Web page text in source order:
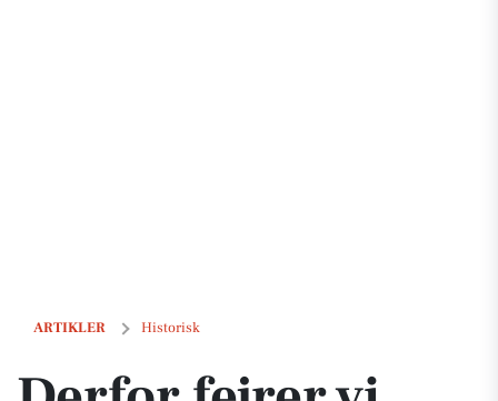
ARTIKLER Historisk
Derfor fejrer vi Kvindernes Internationale Kampdag